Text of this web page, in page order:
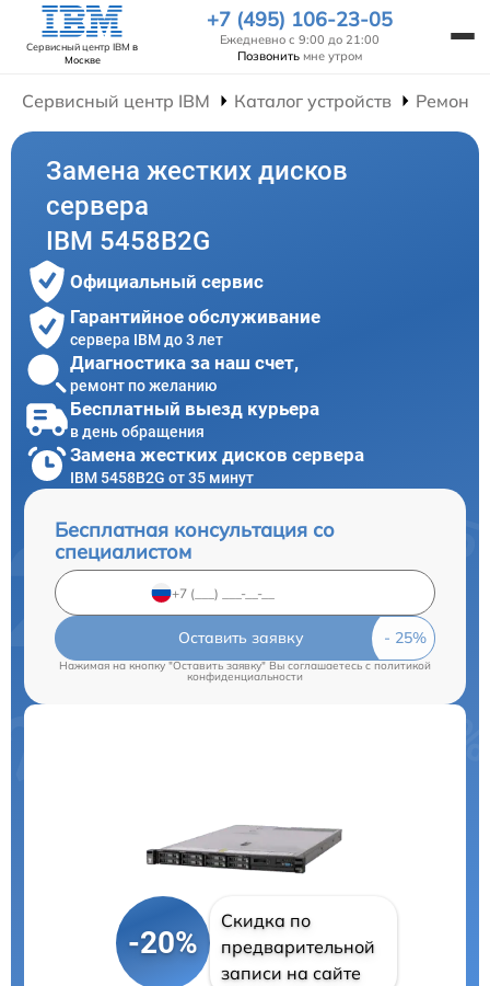
Сервисный центр IBM в
Москве
+7 (495) 106-23-05
Ежедневно с 9:00 до 21:00
Позвонить мне утром
Сервисный центр IBM Каталог устройств Ремонт
Замена жестких дисков
сервера
IBM 5458B2G
Официальный сервис
Гарантийное обслуживание
сервера IBM до 3 лет
Диагностика за наш счет,
ремонт по желанию
Бесплатный выезд курьера
в день обращения
Замена жестких дисков сервера
IBM 5458B2G от 35 минут
Бесплатная консультация со
специалистом
Оставить заявку
Нажимая на кнопку "Оставить заявку" Вы соглашаетесь c политикой
конфиденциальности
-20%
Скидка по
предварительной
записи на сайте